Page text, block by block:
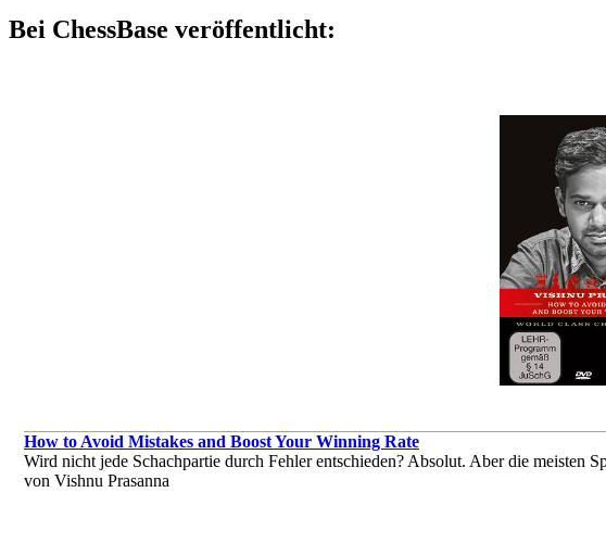
Bei ChessBase veröffentlicht:
How to Avoid Mistakes and Boost Your Winning Rate
Wird nicht jede Schachpartie durch Fehler entschieden? Absolut. Aber die meisten
von Vishnu Prasanna